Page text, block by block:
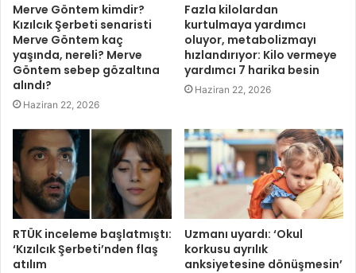
Merve Göntem kimdir?
Kızılcık Şerbeti senaristi
Merve Göntem kaç
yaşında, nereli? Merve
Göntem sebep gözaltına
alındı?
Haziran 22, 2026
Fazla kilolardan
kurtulmaya yardımcı
oluyor, metabolizmayı
hızlandırıyor: Kilo vermeye
yardımcı 7 harika besin
Haziran 22, 2026
RTÜK inceleme başlatmıştı:
‘Kızılcık Şerbeti’nden flaş
atılım
Uzmanı uyardı: ‘Okul
korkusu ayrılık
anksiyetesine dönüşmesin’